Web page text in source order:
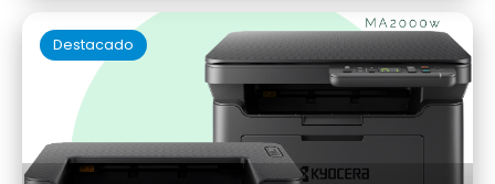
Destacado